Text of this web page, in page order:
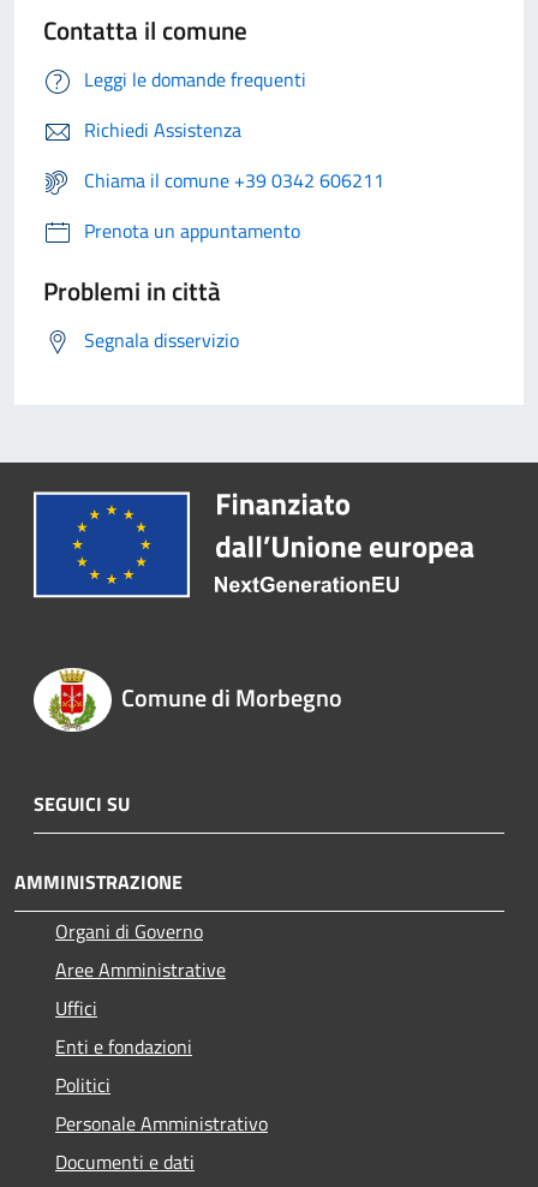
Contatta il comune
Leggi le domande frequenti
Richiedi Assistenza
Chiama il comune +39 0342 606211
Prenota un appuntamento
Problemi in città
Segnala disservizio
Comune di Morbegno
SEGUICI SU
AMMINISTRAZIONE
Organi di Governo
Aree Amministrative
Uffici
Enti e fondazioni
Politici
Personale Amministrativo
Documenti e dati